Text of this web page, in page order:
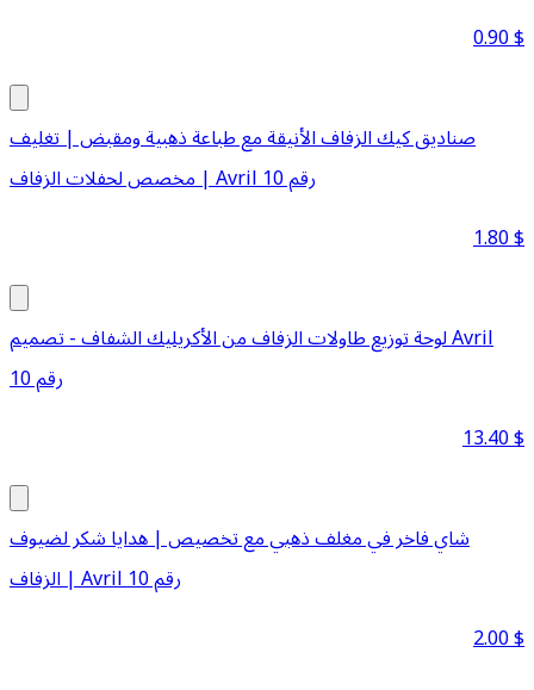
0.90$
صناديق كيك الزفاف الأنيقة مع طباعة ذهبية ومقبض | تغليف
مخصص لحفلات الزفاف | Avril رقم 10
1.80$
لوحة توزيع طاولات الزفاف من الأكريليك الشفاف - تصميم Avril
رقم 10
13.40$
شاي فاخر في مغلف ذهبي مع تخصيص | هدايا شكر لضيوف
الزفاف | Avril رقم 10
2.00$